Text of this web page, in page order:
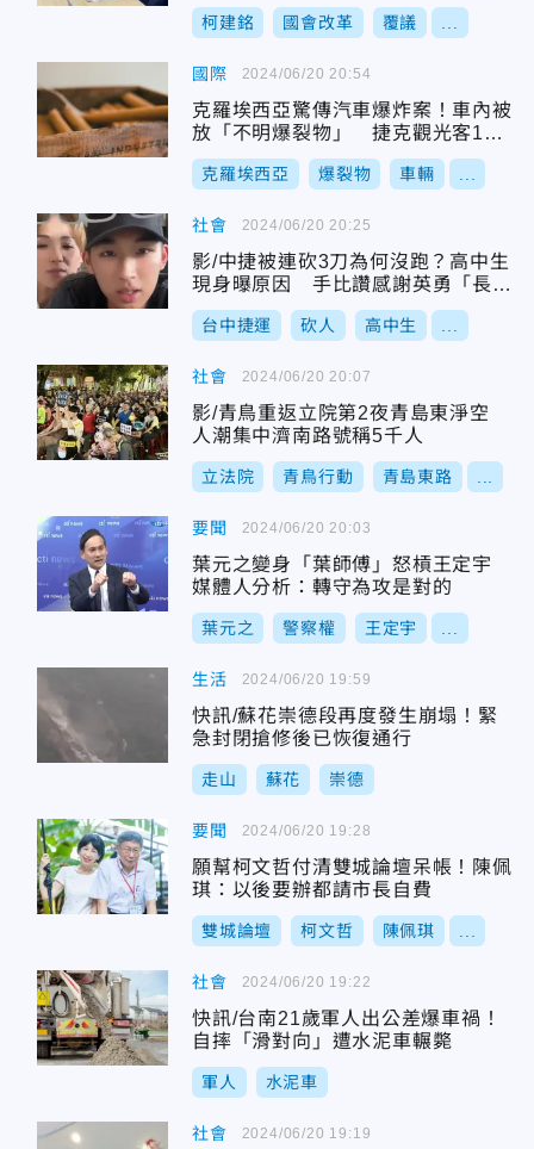
言之不預也
柯建銘 國會改革 覆議
國際
克羅埃西亞驚傳汽車爆炸案！車內被
放「不明爆裂物」 捷克觀光客1死3
傷
克羅埃西亞 爆裂物 車輛
2024/06/20 20:54
社會
影/中捷被連砍3刀為何沒跑？高中生
現身曝原因 手比讚感謝英勇「長髮
哥」
台中捷運 砍人 高中生
2024/06/20 20:25
社會
影/青鳥重返立院第2夜青島東淨空
人潮集中濟南路號稱5千人
立法院 青鳥行動 青島東路
2024/06/20 20:07
要聞
葉元之變身「葉師傅」怒槓王定宇
媒體人分析：轉守為攻是對的
葉元之 警察權 王定宇
2024/06/20 20:03
生活
快訊/蘇花崇德段再度發生崩塌！緊
急封閉搶修後已恢復通行
走山 蘇花 崇德
2024/06/20 19:59
要聞
願幫柯文哲付清雙城論壇呆帳！陳佩
琪：以後要辦都請市長自費
雙城論壇 柯文哲 陳佩琪
2024/06/20 19:28
社會
快訊/台南21歲軍人出公差爆車禍！
自摔「滑對向」遭水泥車輾斃
軍人 水泥車
2024/06/20 19:22
社會 2024/06/20 19:19